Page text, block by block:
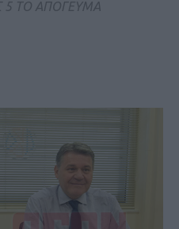
5 ΤΟ ΑΠΟΓΕΥΜΑ